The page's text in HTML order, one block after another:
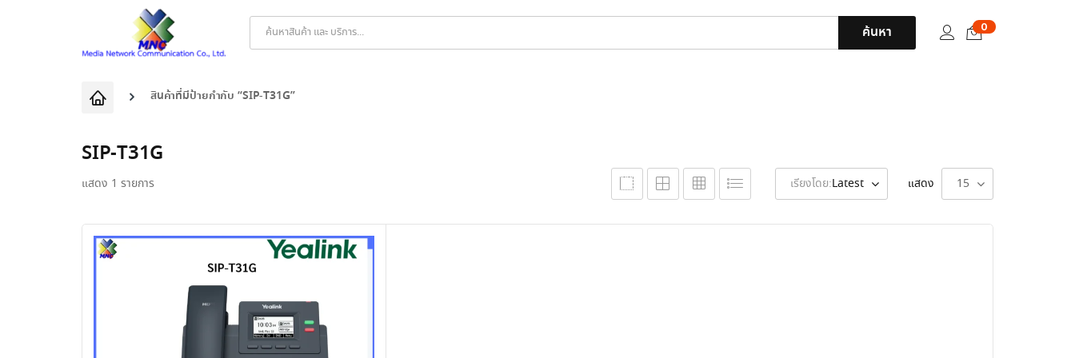
ค้นหา 0
สินค้าที่มีป้ายกำกับ “SIP-T31G”
SIP-T31G
แสดง 1 รายการ เรียงโดย:Latest แสดง 15